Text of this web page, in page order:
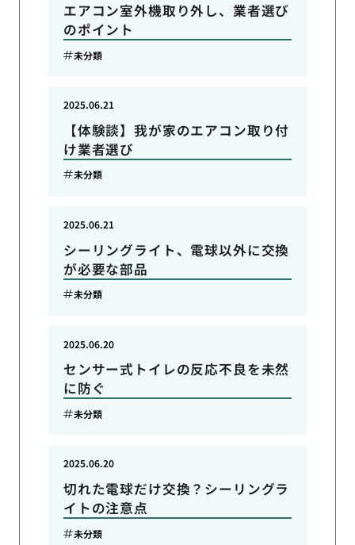
エアコン室外機取り外し、業者選び
のポイント
未分類
【体験談】我が家のエアコン取り付
け業者選び
2025.06.21
未分類
シーリングライト、電球以外に交換
が必要な部品
2025.06.21
未分類
センサー式トイレの反応不良を未然
に防ぐ
2025.06.20
未分類
切れた電球だけ交換？シーリングラ
イトの注意点
2025.06.20
未分類